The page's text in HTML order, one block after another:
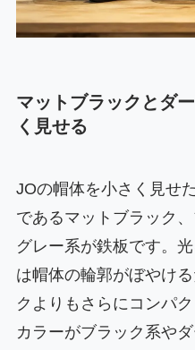
マットブラックとダ
く見せる
JOの帽体を小さく見せ
であるマットブラック
グレー系が鉄板です。
は帽体の輪郭がぼやけ
クよりもさらにコンパ
カラーがブラック系や